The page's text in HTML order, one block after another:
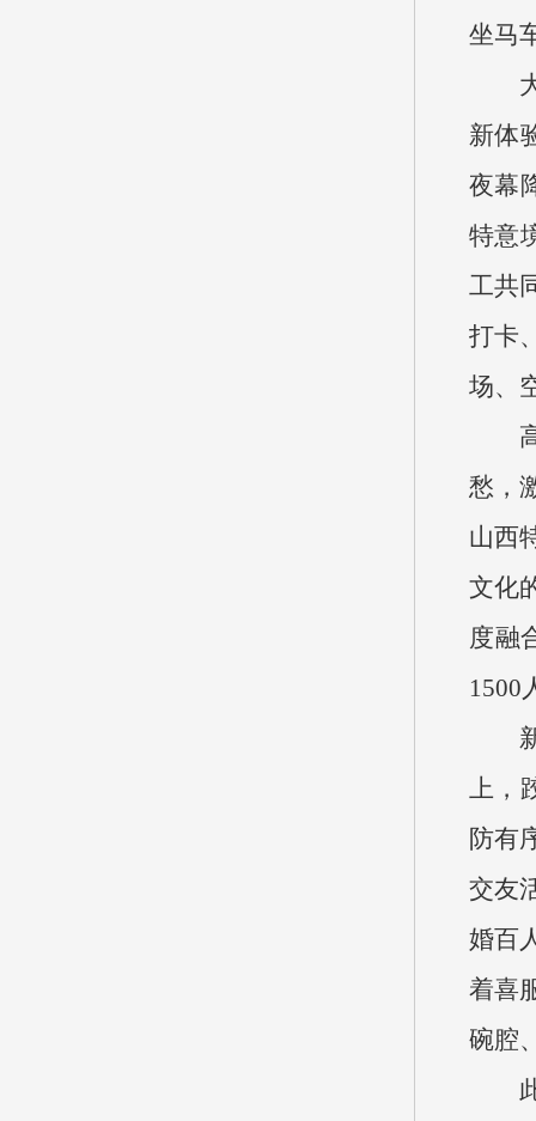
坐马
新体
夜幕
特意
工共
打卡
场、
愁，
山西
文化
度融
1500
上
防有
交友
婚百
着喜
碗腔